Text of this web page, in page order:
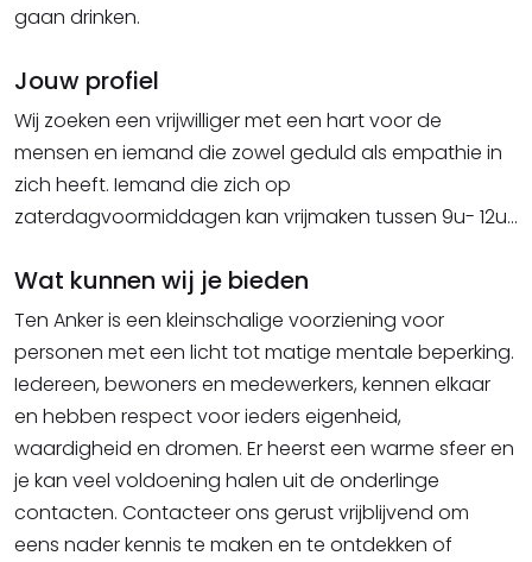
gaan drinken.
Jouw profiel
Wij zoeken een vrijwilliger met een hart voor de
mensen en iemand die zowel geduld als empathie in
zich heeft. Iemand die zich op
zaterdagvoormiddagen kan vrijmaken tussen 9u- 12u...
Wat kunnen wij je bieden
Ten Anker is een kleinschalige voorziening voor
personen met een licht tot matige mentale beperking.
Iedereen, bewoners en medewerkers, kennen elkaar
en hebben respect voor ieders eigenheid,
waardigheid en dromen. Er heerst een warme sfeer en
je kan veel voldoening halen uit de onderlinge
contacten. Contacteer ons gerust vrijblijvend om
eens nader kennis te maken en te ontdekken of